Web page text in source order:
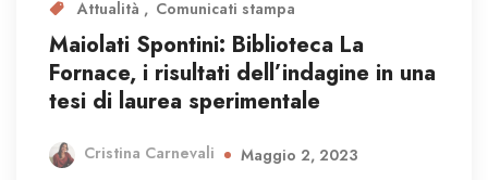
Attualità Comunicati stampa
Maiolati Spontini: Biblioteca La
Fornace, i risultati dell’indagine in una
tesi di laurea sperimentale
Cristina Carnevali Maggio 2, 2023